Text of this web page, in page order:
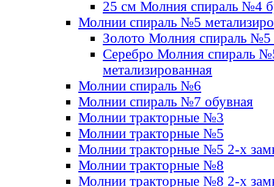
25 см Молния спираль №4
Молнии спираль №5
Золото Молния спираль №5
Серебро Молния спираль
метализированная
Молнии спираль №6
Молнии спираль №7 обувная
Молнии тракторные №3
Молнии тракторные №5
Молнии тракторные №5 2-х
Молнии тракторные №8
Молнии тракторные №8 2-х